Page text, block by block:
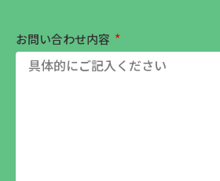
お問い合わせ内容